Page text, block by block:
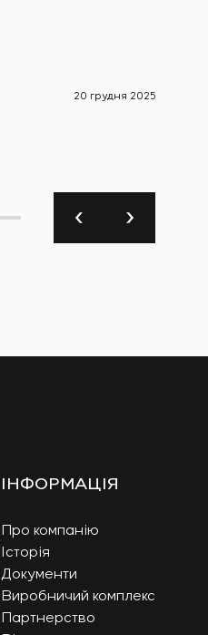
20 грудня 2025
ІНФОРМАЦІЯ
Про компанію
Історія
Документи
Виробничий комплекс
Партнерство